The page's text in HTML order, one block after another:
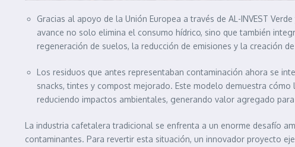
Gracias al apoyo de la Unión Europea a través de AL-INVEST
avance no solo elimina el consumo hídrico, sino que también
regeneración de suelos, la reducción de emisiones y la creación
Los residuos que antes representaban contaminación ahora se
snacks, tintes y compost mejorado. Este modelo demuestra
reduciendo impactos ambientales, generando valor agregado
La industria cafetalera tradicional se enfrenta a un enorme desafío
contaminantes. Para revertir esta situación, un innovador proyecto